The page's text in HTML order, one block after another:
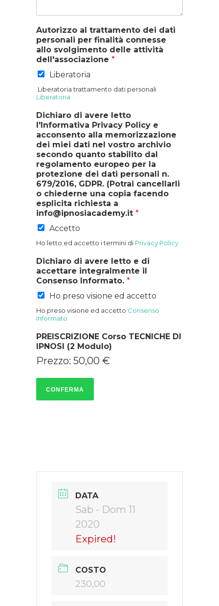
Autorizzo al trattamento dei dati
personali per finalità connesse
allo svolgimento delle attività
dell'associazione *
Liberatoria
.Liberatoria trattamento dati personali
Liberatoria
Dichiaro di avere letto
l'Informativa Privacy Policy e
acconsento alla memorizzazione
dei miei dati nel vostro archivio
secondo quanto stabilito dal
regolamento europeo per la
protezione dei dati personali n.
679/2016, GDPR. (Potrai cancellarli
o chiederne una copia facendo
esplicita richiesta a
info@ipnosiacademy.it *
Accetto
Ho letto ed accetto i termini di Privacy Policy
Dichiaro di avere letto e di
accettare integralmente il
Consenso Informato. *
Ho preso visione ed accetto
Ho preso visione ed accetto Consenso
Informato
PREISCRIZIONE Corso TECNICHE DI
IPNOSI (2 Modulo)
Prezzo: 50,00 €
CONFERMA
DATA
Sab - Dom 11
2020
Expired!
COSTO
230,00